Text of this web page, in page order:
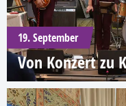
19. September
Von Konzert zu